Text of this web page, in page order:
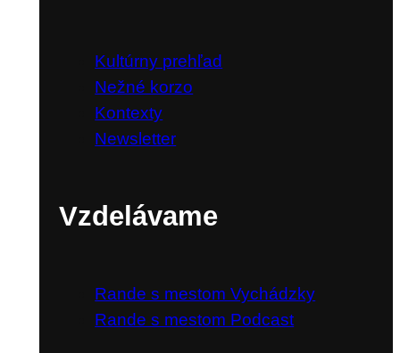
Kultúrny prehľad
Nežné korzo
Kontexty
Newsletter
Vzdelávame
Rande s mestom Vychádzky
Rande s mestom Podcast